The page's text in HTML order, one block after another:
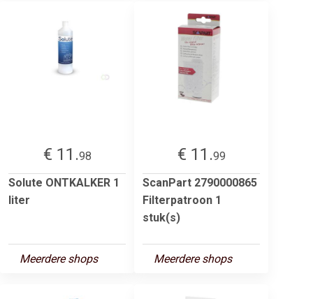
€ 11.98
Solute ONTKALKER 1
liter
Meerdere shops
€ 11.99
ScanPart 2790000865
Filterpatroon 1
stuk(s)
Meerdere shops